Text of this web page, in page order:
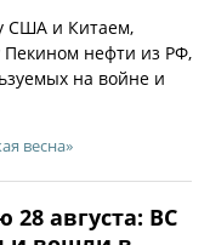
США и Китаем,
Пекином нефти из РФ,
на войне и
весна»
августа: ВС